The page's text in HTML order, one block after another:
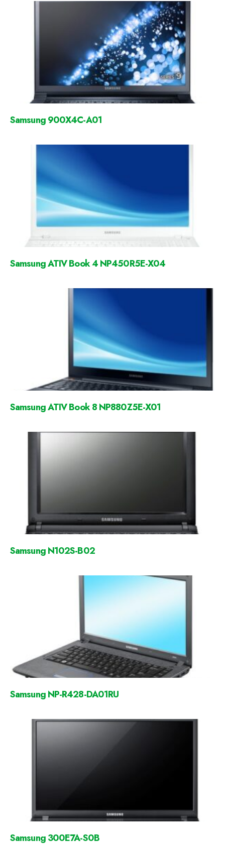
Samsung 900X4C-A01
Samsung ATIV Book 4 NP450R5E-X04
Samsung ATIV Book 8 NP880Z5E-X01
Samsung N102S-B02
Samsung NP-R428-DA01RU
Samsung 300E7A-S0B